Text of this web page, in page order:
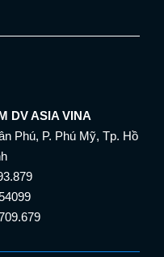
DV ASIA VINA
Phú, P. Phú Mỹ, Tp. Hồ